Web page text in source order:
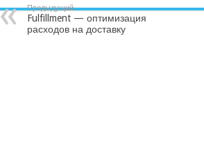
Предыдущий
Fulfillment — оптимизация
расходов на доставку